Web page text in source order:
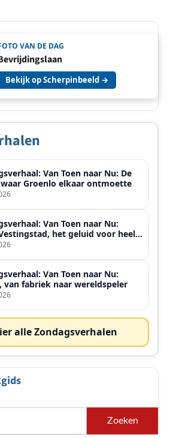
VAN DE DAG
Bekijk op Scherpinbeeld →
Van Toen naar Nu: De
Groenlo elkaar ontmoette
Van Toen naar Nu:
het geluid voor heel
Van Toen naar Nu:
van fabriek naar wereldspeler
alle Zondagsverhalen